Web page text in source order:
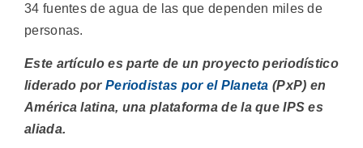
34 fuentes de agua de las que dependen miles de
personas.
Este artículo es parte de un proyecto periodístico
liderado por Periodistas por el Planeta(PxP) en
América latina, una plataforma de la que IPS es
aliada.